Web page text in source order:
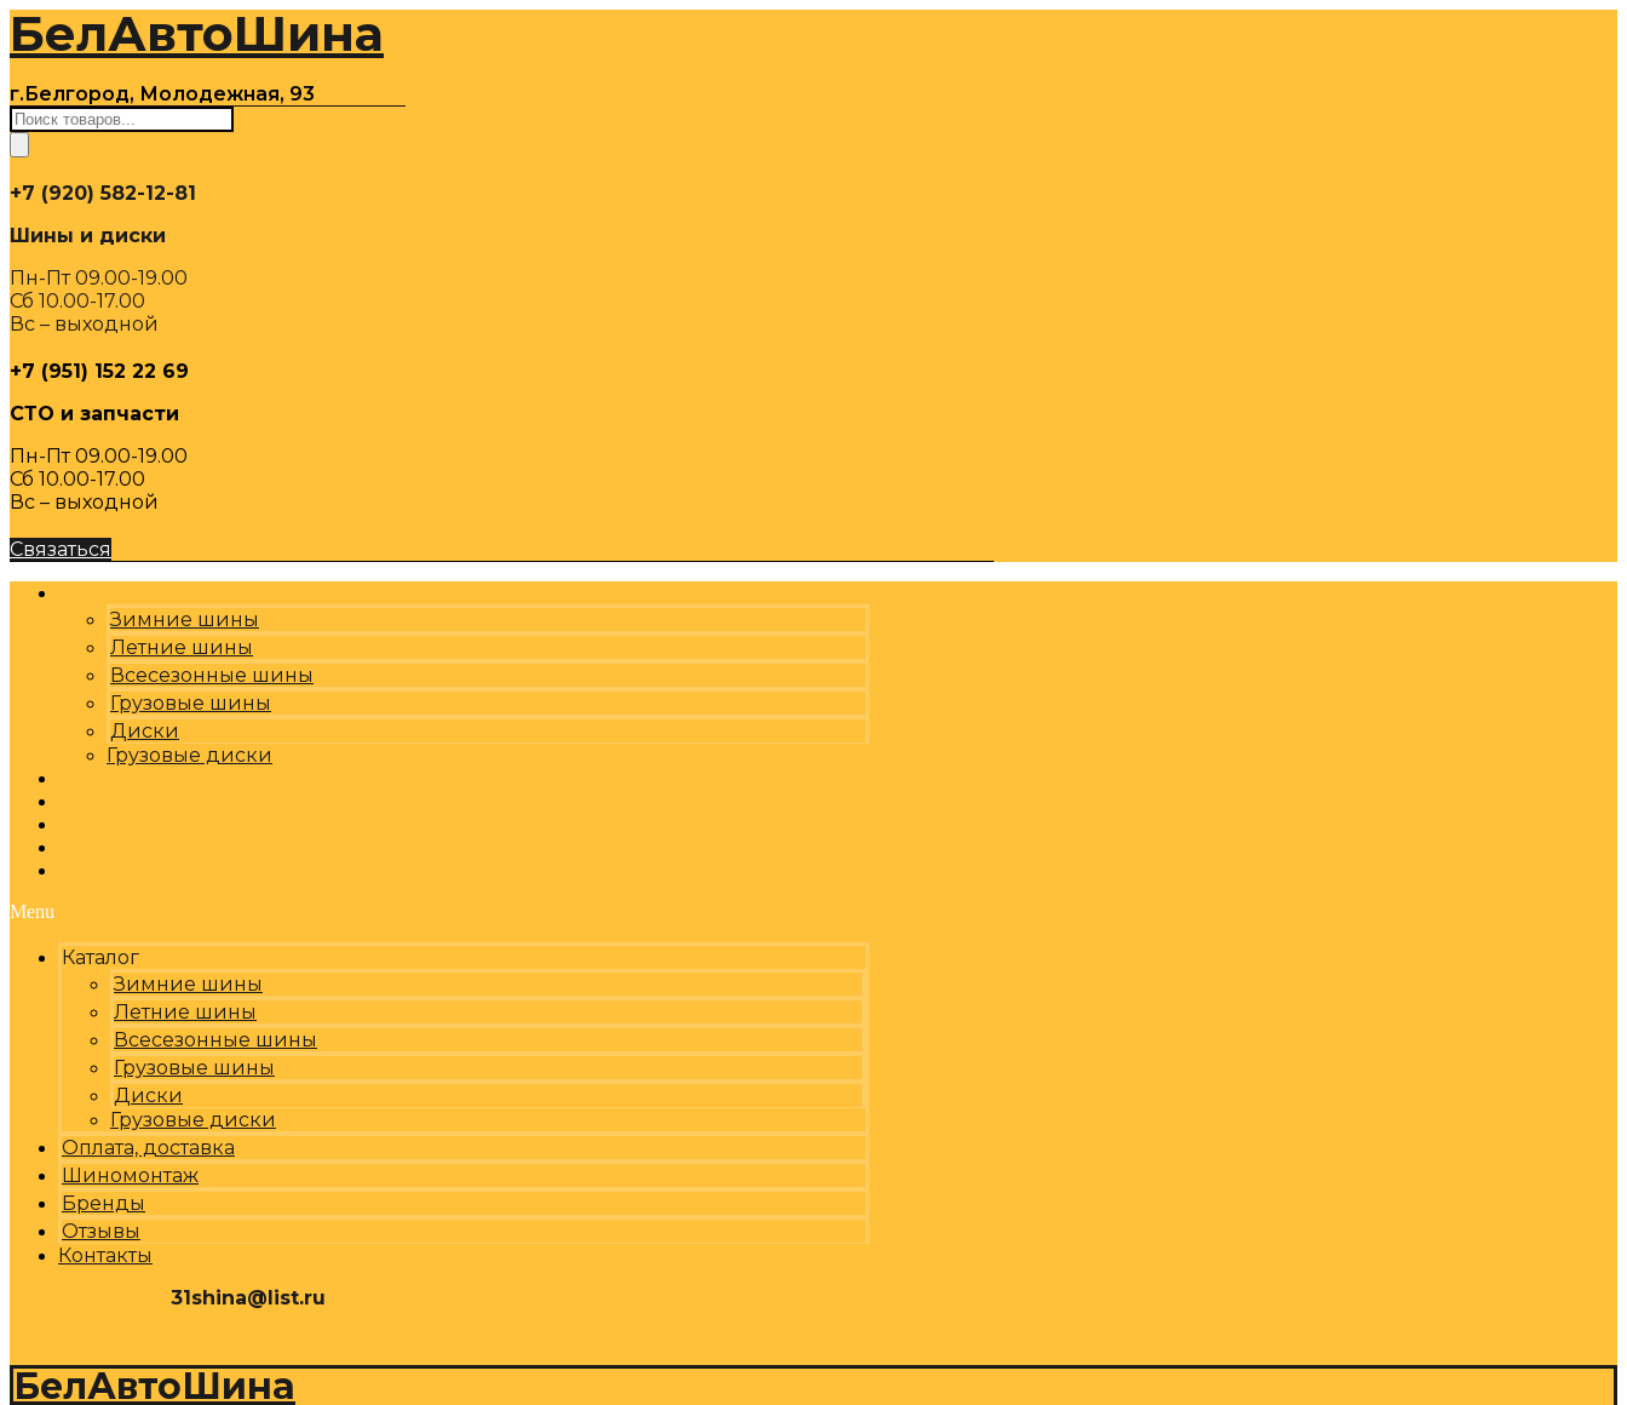
Перейти
содержимому
БелАвтоШина
г.Белгород, Молодежная, 93
Поиск
товаров
+7 (920) 582-12-81
Шины и диски
Пн-Пт 09.00-19.00
Сб 10.00-17.00
Вс – выходной
+7 (951) 152 22 69
СТО и запчасти
Пн-Пт 09.00-19.00
Сб 10.00-17.00
Вс – выходной
Связаться
Зимние шины
Летние шины
Всесезонные шины
Грузовые шины
Диски
Грузовые диски
Menu
Каталог
Зимние шины
Летние шины
Всесезонные шины
Грузовые шины
Диски
Грузовые диски
Оплата, доставка
Шиномонтаж
Бренды
Отзывы
Контакты
31shina@list.ru
БелАвтоШина